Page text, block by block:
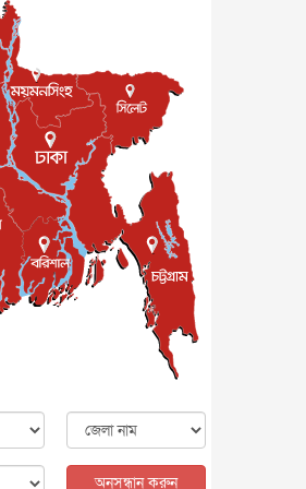
পাকিস্তান-তুরস্কের সঙ্গে প্রতিরক্ষা
চুক্তি সৌদি আরবকে কতটা ন...
আন্তর্জাতিক ৮ আগস্ট, ২০২৬
যুক্তরাজ্যে গ্রুমিং কেলেঙ্কারি :
পাকিস্তানির অপরাধে অস্বস্তি...
আন্তর্জাতিক
বিরোধ কাটিয়ে কূটনৈতিক সম্পর্ক
পুনঃস্থাপন করছে মেক্সিকো ও
পের...আন্তর্জাতিক ৮ আগস্ট, ২০২৬
এবার ওটিটিতে মুক্তি পেল ‘মালিক’
বিনোদন ৮ আগস্ট, ২০২৬
রিয়ালকে ‘না’ বলা রদ্রির জন্য
বার্সার কাছে কত চাইল ম্যানসিটি
শিল্পকলায় চলচ্চিত্র উৎসব, বিনা
মূল্যে দেখা যাবে ৬ সিনেমা
বিনোদন
অনুসন্ধান করুন